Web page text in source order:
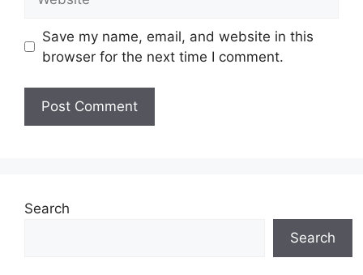
Save my name, email, and website in this
browser for the next time I comment.
Search
Search